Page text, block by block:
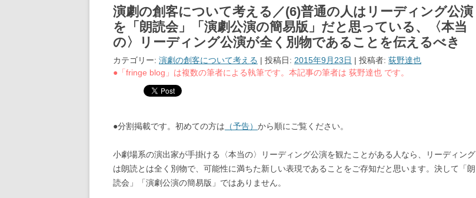
演劇の創客について考える／(6)普通の人はリーディング公演
を「朗読会」「演劇公演の簡易版」だと思っている、〈本当
の〉リーディング公演が全く別物であることを伝えるべき
カテゴリー: 演劇の創客について考える | 投稿日: 2015年9月23日 | 投稿者: 荻野達也
●「fringe blog」は複数の筆者による執筆です。本記事の筆者は 荻野達也 です。
●分割掲載です。初めての方は （予告） から順にご覧ください。
小劇場系の演出家が手掛ける〈本当の〉リーディング公演を観たことがある人なら、リーディング
は朗読とは全く別物で、可能性に満ちた新しい表現であることをご存知だと思います。決して「朗
読会」「演劇公演の簡易版」ではありません。